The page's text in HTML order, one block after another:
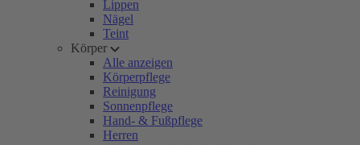
Lippen
Nägel
Teint
Körper
Alle anzeigen
Körperpflege
Reinigung
Sonnenpflege
Hand- & Fußpflege
Herren